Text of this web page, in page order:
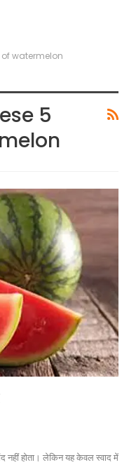
watermelon
5
नहीं होता। लेकिन यह केवल स्वाद में